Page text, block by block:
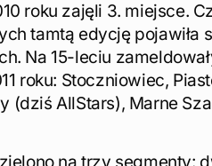
roku zajęli 3. miejsce.
tamtą edycję pojawiła
Na 15-leciu
roku: Stoczniowiec,
(dziś AllStars), Marne